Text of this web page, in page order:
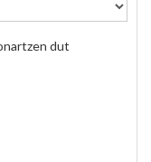
dut